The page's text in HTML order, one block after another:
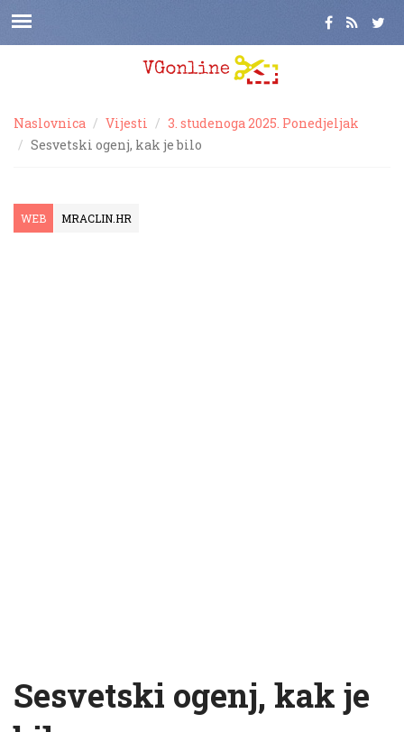
Naslovnica Vijesti
3. studenoga 2025. Ponedjeljak
Sesvetski ogenj, kak je bilo
WEB MRACLIN.HR
Sesvetski ogenj, kak je